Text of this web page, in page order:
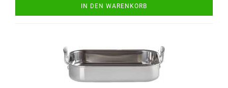
IN DEN WARENKORB